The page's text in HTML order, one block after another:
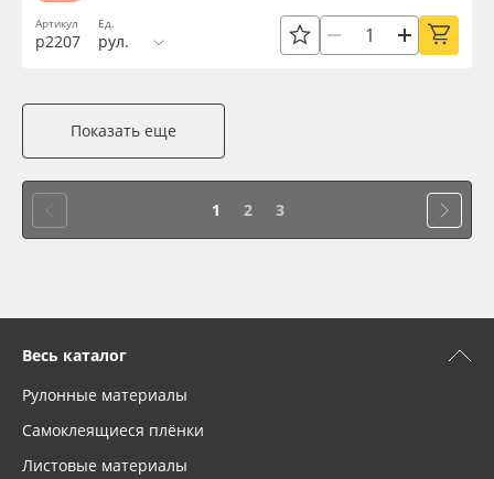
Артикул
р2207
Ед.
рул.
Показать еще
1 2 3
Весь каталог
Рулонные материалы
Самоклеящиеся плёнки
Листовые материалы